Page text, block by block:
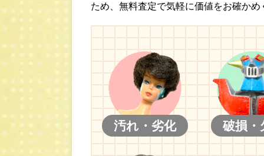
ため、無料査定で気軽に価値をお確かめ
汚れ・劣化 破損・